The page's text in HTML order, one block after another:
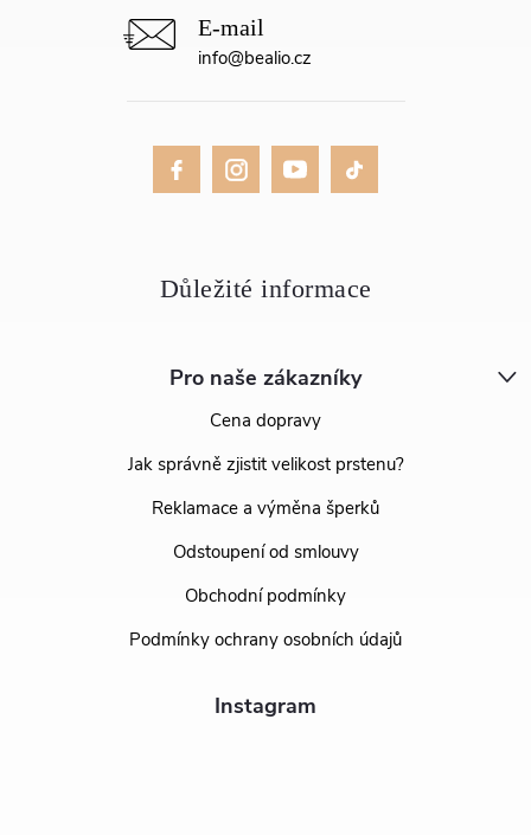
Pro naše zákazníky
Cena dopravy
Jak správně zjistit velikost prstenu?
Reklamace a výměna šperků
Odstoupení od smlouvy
Obchodní podmínky
Podmínky ochrany osobních údajů
Instagram
info@bealio.cz